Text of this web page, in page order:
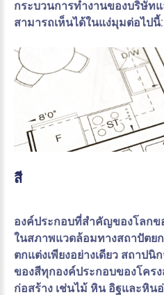
กระบวนการทำงานของบริษัท
สามารถเห็นได้ในแง่มุมต่อไปนี้:
สี
องค์ประกอบที่สำคัญของโลก
ในสภาพแวดล้อมทางสถาปัตย
ตกแต่งเพียงอย่างเดียว สถาปนิ
ของสีทุกองค์ประกอบของโคร
ก่อสร้าง เช่นไม้ หิน อิฐและหิน